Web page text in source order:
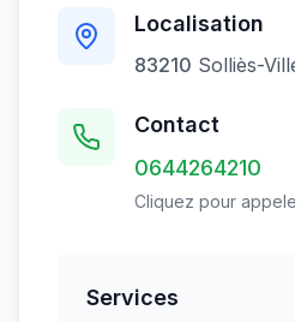
Localisation
83210 Solliès-
Contact
0644264210
Cliquez pour
Services